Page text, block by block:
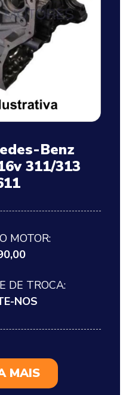
Benz
311/313
MOTOR:
DE TROCA:
NOS
MAIS